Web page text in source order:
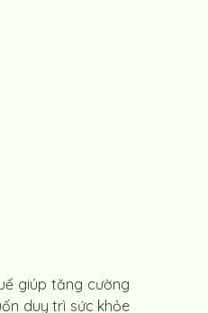
giúp tăng cường
duy trì sức khỏe